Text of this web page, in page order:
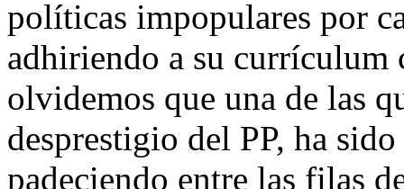
políticas impopulares por
adhiriendo a su currículum
olvidemos que una de las
desprestigio del PP, ha
padeciendo entre las filas